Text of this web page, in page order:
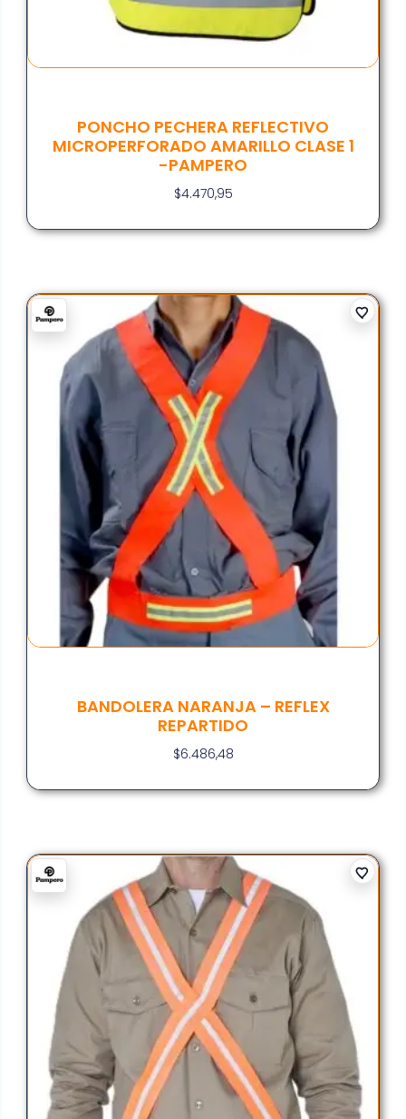
PONCHO PECHERA REFLECTIVO
MICROPERFORADO AMARILLO CLASE 1
-PAMPERO
$4.470,95
BANDOLERA NARANJA – REFLEX
REPARTIDO
$6.486,48